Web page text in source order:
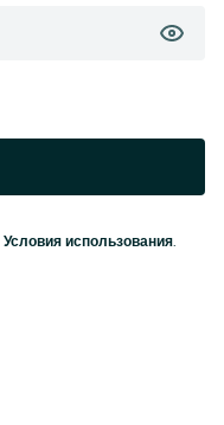
Условия использования.